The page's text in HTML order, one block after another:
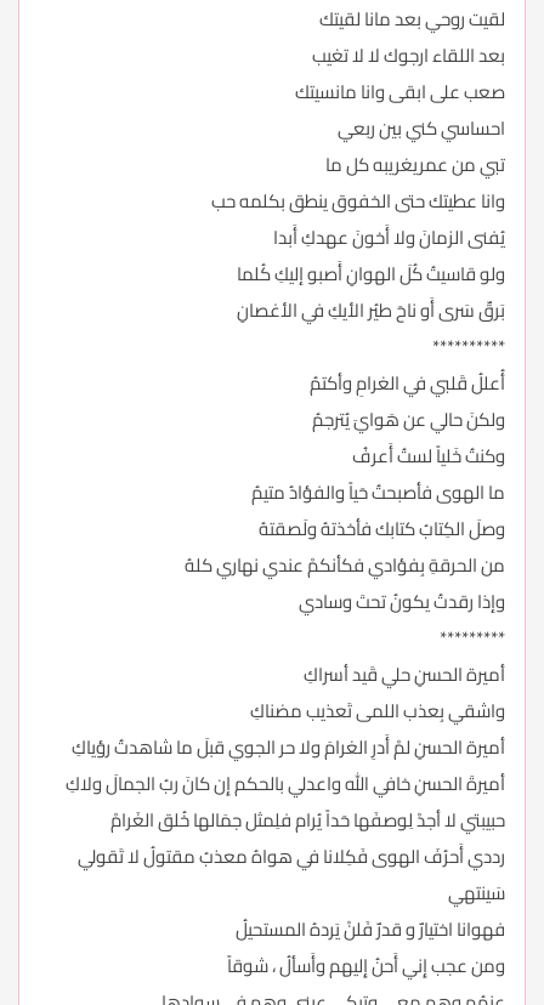
لقيت روحي بعد مانا لقيتك
بعد اللقاء ارجوك لا لا تغيب
صعب على ابقى وانا مانسيتك
احساسي كني بين ربعي
تبي من عمريغريبه كل ما
وانا عطيتك حتى الخفوق ينطق بكلمه حب
يُفنى الزمانَ ولا أَخونَ عهدكِ أَبدا
ولو قاسيتُ كُلَ الهوانِ أَصبو إليكِ كُلما
بَرقٌ سَرى أَو ناحَ طيُر الأيكِ في الأغصانِ
**********
أُعللُ قَلبي في الغرامِ وأكتمُ
ولكنَ حالي عن هَوايَ يُترجمُ
وكنتُ خَلياً لستُ أَعرفُ
ما الهوى فأصبحتُ حَياً والفؤادُ متيمُ
وصلَ الكِتابُ كتابك فأخذتهُ ولَصقتهُ
من الحرقةِ بِفؤادي فكأنكمْ عندي نهاري كلهُ
وإذا رقدتُ يكونُ تحتَ وسادي
*********
أميرة الحسنِ حلي قَيد أسراكِ
واشقي بِعذب اللمى تَعذيب مضناكِ
أميرة الحسنِ لمْ أَدرِ الغرامَ ولا حر الجوي قبلَ ما شاهدتُ رؤياكِ
أميرةَ الحسنِ خافي الله واعدلي بالحكم إِن كانَ ربُ الجمالَ ولاكِ
حبيبتي لا أجدْ لِوصفَها حَداً يُرام فلِمثل جمَالها خُلق الغَرامْ
رددي أَحرُفَ الهوى فَكِلانا في هواهُ معذبُ مقتولُ لا تَقولي
سَينتهي
فهوانا اختيارٌ و قدرٌ فَلنْ يَردهُ المستحيلُ
ومن عجب إِني أَحنُ إِليهم وأَسألُ ، شوقاً